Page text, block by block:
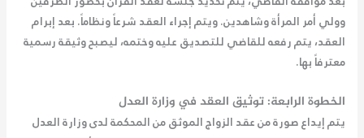
وولي أمر المرأة وشاهدين. ويتم إجراء العقد شرعاً ونظاماً. بعد إبرام
العقد، يتم رفعه للقاضي للتصديق عليه وختمه، ليصبح وثيقة رسمية
معترفاً بها.
الخطوة الرابعة: توثيق العقد في وزارة العدل
يتم إيداع صورة من عقد الزواج الموثق من المحكمة لدى وزارة العدل